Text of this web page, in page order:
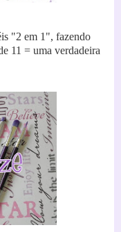
"2 em 1", fazendo
11 = uma verdadeira